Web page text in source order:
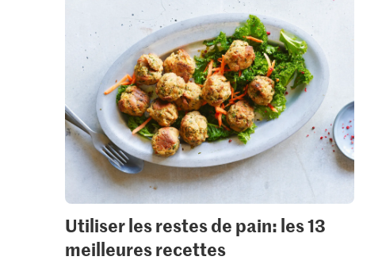
Utiliser les restes de pain: les 13
meilleures recettes